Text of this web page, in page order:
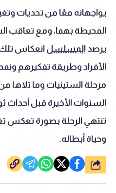
يواجهانه معًا من تحديات
المحيطة بهما، ومع تعاقب
يرصد المسلسل انعكاس تلك
الأفراد وطريقة تفكيرهم
مرحلة الستينيات وما تلاها
تنتهي الرحلة بصورة تعكس
وحياة أبطاله.
شارك